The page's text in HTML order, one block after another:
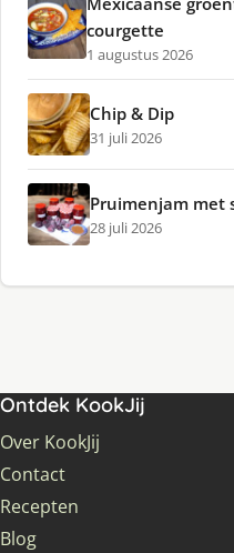
courgette
1 augustus 2026
Chip & Dip
31 juli 2026
Pruimenjam met
28 juli 2026
Ontdek KookJij
Over KookJij
Contact
Recepten
Blog